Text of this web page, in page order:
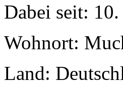
Dabei seit:
Wohnort:
Land: